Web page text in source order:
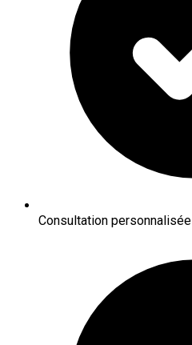
Consultation personnalisée